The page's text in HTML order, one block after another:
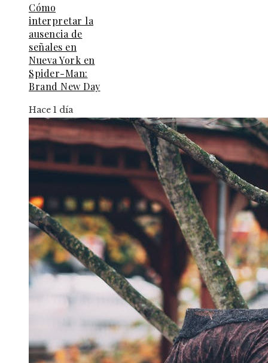
Cómo
interpretar la
ausencia de
señales en
Nueva York en
Spider-Man:
Brand New Day
Hace 1 día